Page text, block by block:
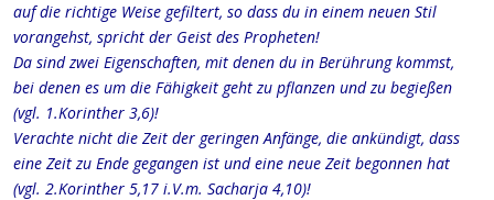
auf die richtige Weise gefiltert, so dass du in einem neuen Stil
vorangehst, spricht der Geist des Propheten!
Da sind zwei Eigenschaften, mit denen du in Berührung kommst,
bei denen es um die Fähigkeit geht zu pflanzen und zu begießen
(vgl. 1.Korinther 3,6)!
Verachte nicht die Zeit der geringen Anfänge, die ankündigt, dass
eine Zeit zu Ende gegangen ist und eine neue Zeit begonnen hat
(vgl. 2.Korinther 5,17 i.V.m. Sacharja 4,10)!